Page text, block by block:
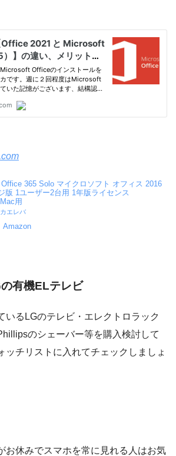
365 Solo マイクロソフト オフィス 2016
版 1ユーザー2台用 1年版ライセンス
用
カエレバ
Amazon
有機ELテレビ
いるLGのテレビ・エレクトロラック
のシェーバー等を購入検討して
ッチリストに入れてチェックしましょ
お休みでスマホを常に見れる人はお気